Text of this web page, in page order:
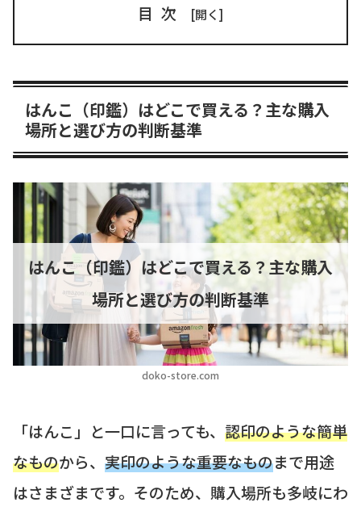
目次
はんこ（印鑑）はどこで買える？主な購入
場所と選び方の判断基準
doko-store.com
はんこ（印鑑）はどこで買える？主な購入
場所と選び方の判断基準
「はんこ」と一口に言っても、 認印のような簡単
なものから、 実印のような重要なものまで用途
はさまざまです。そのため、購入場所も多岐にわ